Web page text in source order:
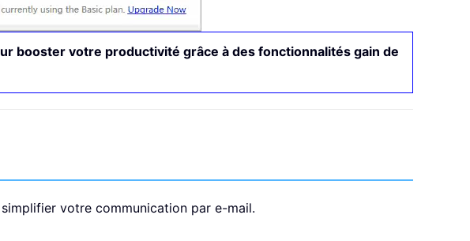
booster votre productivité grâce à des fonctionnalités gain de
votre communication par e-mail.